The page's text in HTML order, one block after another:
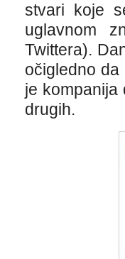
stvari koje
uglavnom
Twittera).
očigledno
je kompanija
drugih.